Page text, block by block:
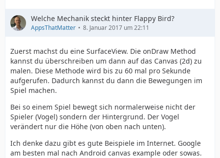
Welche Mechanik steckt hinter Flappy Bird?
AppsThatMatter 8. Januar 2017 um 22:11
Zuerst machst du eine SurfaceView. Die onDraw Method
kannst du überschreiben um dann auf das Canvas (2d) zu
malen. Diese Methode wird bis zu 60 mal pro Sekunde
aufgerufen. Dadurch kannst du dann die Bewegungen im
Spiel machen.
Bei so einem Spiel bewegt sich normalerweise nicht der
Spieler (Vogel) sondern der Hintergrund. Der Vogel
verändert nur die Höhe (von oben nach unten).
Ich denke dazu gibt es gute Beispiele im Internet. Google
am besten mal nach Android canvas example oder sowas.